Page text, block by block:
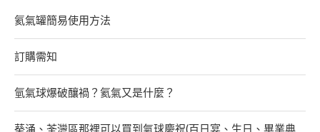
氦氣罐簡易使用方法
訂購需知
氫氣球爆破釀禍？氦氣又是什麼？
葵涌、荃灣區那裡可以買到氣球慶祝(百日宴、生日、畢業典